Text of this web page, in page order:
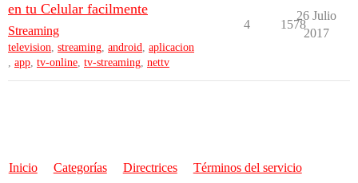
en tu Celular facilmente
Streaming
television, streaming, android, aplicacion
, app, tv-online, tv-streaming, nettv
4 1578
26 Julio
2017
Inicio Categorías Directrices Términos del servicio